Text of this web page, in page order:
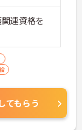
連資格を
てもらう